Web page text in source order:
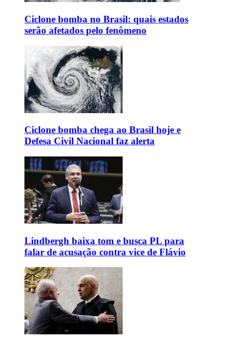
Ciclone bomba no Brasil: quais estados
serão afetados pelo fenômeno
Ciclone bomba chega ao Brasil hoje e
Defesa Civil Nacional faz alerta
Lindbergh baixa tom e busca PL para
falar de acusação contra vice de Flávio